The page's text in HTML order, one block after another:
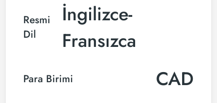
Resmi
Dil
İngilizce-
Fransızca
Para Birimi CAD